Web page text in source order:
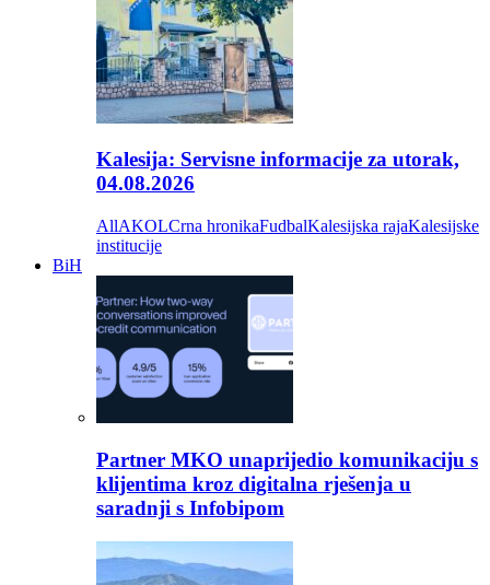
Kalesija: Servisne informacije za utorak,
04.08.2026
AllAKOLCrna hronikaFudbalKalesijska rajaKalesijske
institucije
BiH
Partner MKO unaprijedio komunikaciju s
klijentima kroz digitalna rješenja u
saradnji s Infobipom